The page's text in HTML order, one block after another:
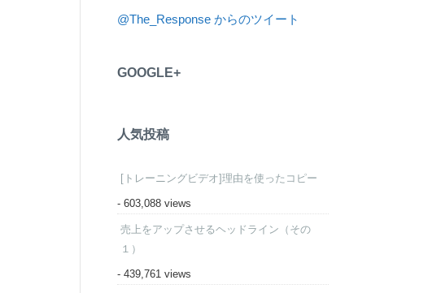
@The_Response からのツイート
GOOGLE+
人気投稿
[トレーニングビデオ]理由を使ったコピー
- 603,088 views
売上をアップさせるヘッドライン（その
１）
- 439,761 views